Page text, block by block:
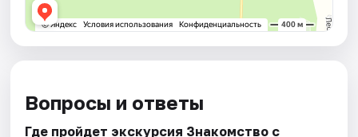
Вопросы и ответы
Где пройдет экскурсия Знакомство с